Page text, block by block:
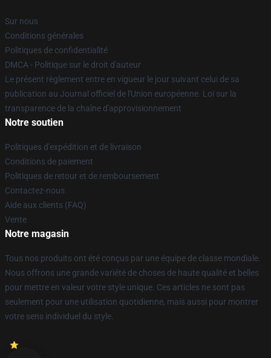
Sur nous
Conditions générales
Politiques de confidentialité
DMCA - Politique sur le droit d'auteur
Le présent règlement entre en vigueur le jour suivant celui de sa
publication au Journal officiel de l'Union européenne. Loi sur la
transparence de la chaîne d'approvisionnement
Notre soutien
Politiques d'expédition et de livraison
Conditions de paiement
Politiques de retour et de remboursement
Contactez-nous
Aide aux clients (FAQ)
Vente
Notre magasin
Tous nos produits ont été conçus par une équipe de classe mondiale.
Nous offrons une grande variété de choses de haute qualité et belles
pour mettre en valeur votre style unique. Ces articles ne sont pas
seulement pour une utilisation quotidienne, mais aussi pour montrer
votre sens individuel du style.